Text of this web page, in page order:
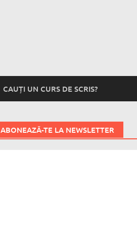
CAUȚI UN CURS DE SCRIS?
ABONEAZĂ-TE LA NEWSLETTER